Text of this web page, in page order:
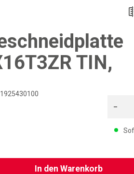
TIN,
1925430100
–
In den Warenkorb